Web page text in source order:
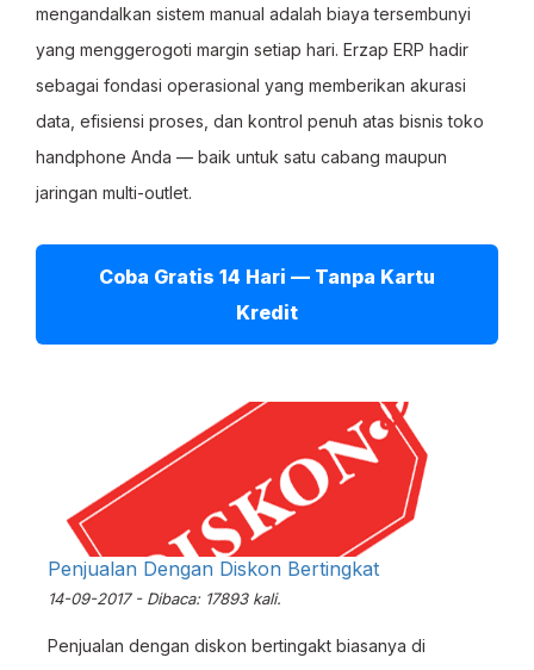
mengandalkan sistem manual adalah biaya tersembunyi
yang menggerogoti margin setiap hari. Erzap ERP hadir
sebagai fondasi operasional yang memberikan akurasi
data, efisiensi proses, dan kontrol penuh atas bisnis toko
handphone Anda — baik untuk satu cabang maupun
jaringan multi-outlet.
Coba Gratis 14 Hari — Tanpa Kartu
Kredit
Penjualan Dengan Diskon Bertingkat
14-09-2017 - Dibaca: 17893 kali.
Penjualan dengan diskon bertingakt biasanya di